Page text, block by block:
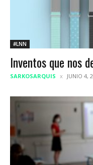
#LNN
Inventos que nos
SARKOSARQUIS JUNIO 4,